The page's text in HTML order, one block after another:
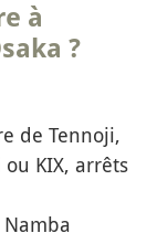
à
?
de Tennoji,
KIX, arrêts